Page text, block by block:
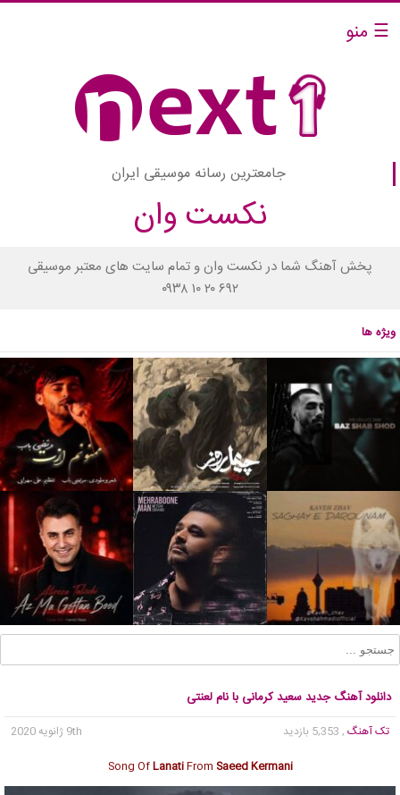
☰ منو
جامعترین رسانه موسیقی ایران
نکست وان
پخش آهنگ شما در نکست وان و تمام سایت های معتبر موسیقی
۰۹۳۸ ۱۰ ۲۰ ۶۹۲
ویژه ها
دانلود آهنگ جدید سعید کرمانی با نام لعنتی
تک آهنگ , 5,353 بازدید
9th ژانویه 2020
Song OfLanatiFrom Saeed Kermani